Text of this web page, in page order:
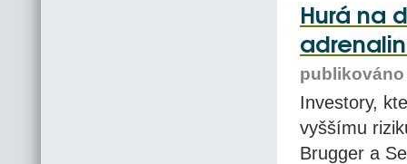
Hurá na
publikováno
Investory,
vyššímu
Brugger a